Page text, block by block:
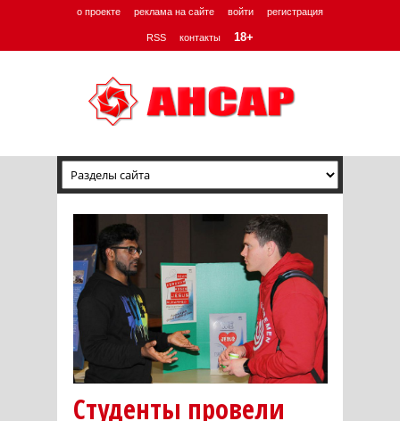
о проекте реклама на сайте войти регистрация
RSS контакты 18+
Студенты провели